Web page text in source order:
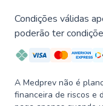
Condições válidas
poderão ter
A Medprev não é
financeira de riscos e